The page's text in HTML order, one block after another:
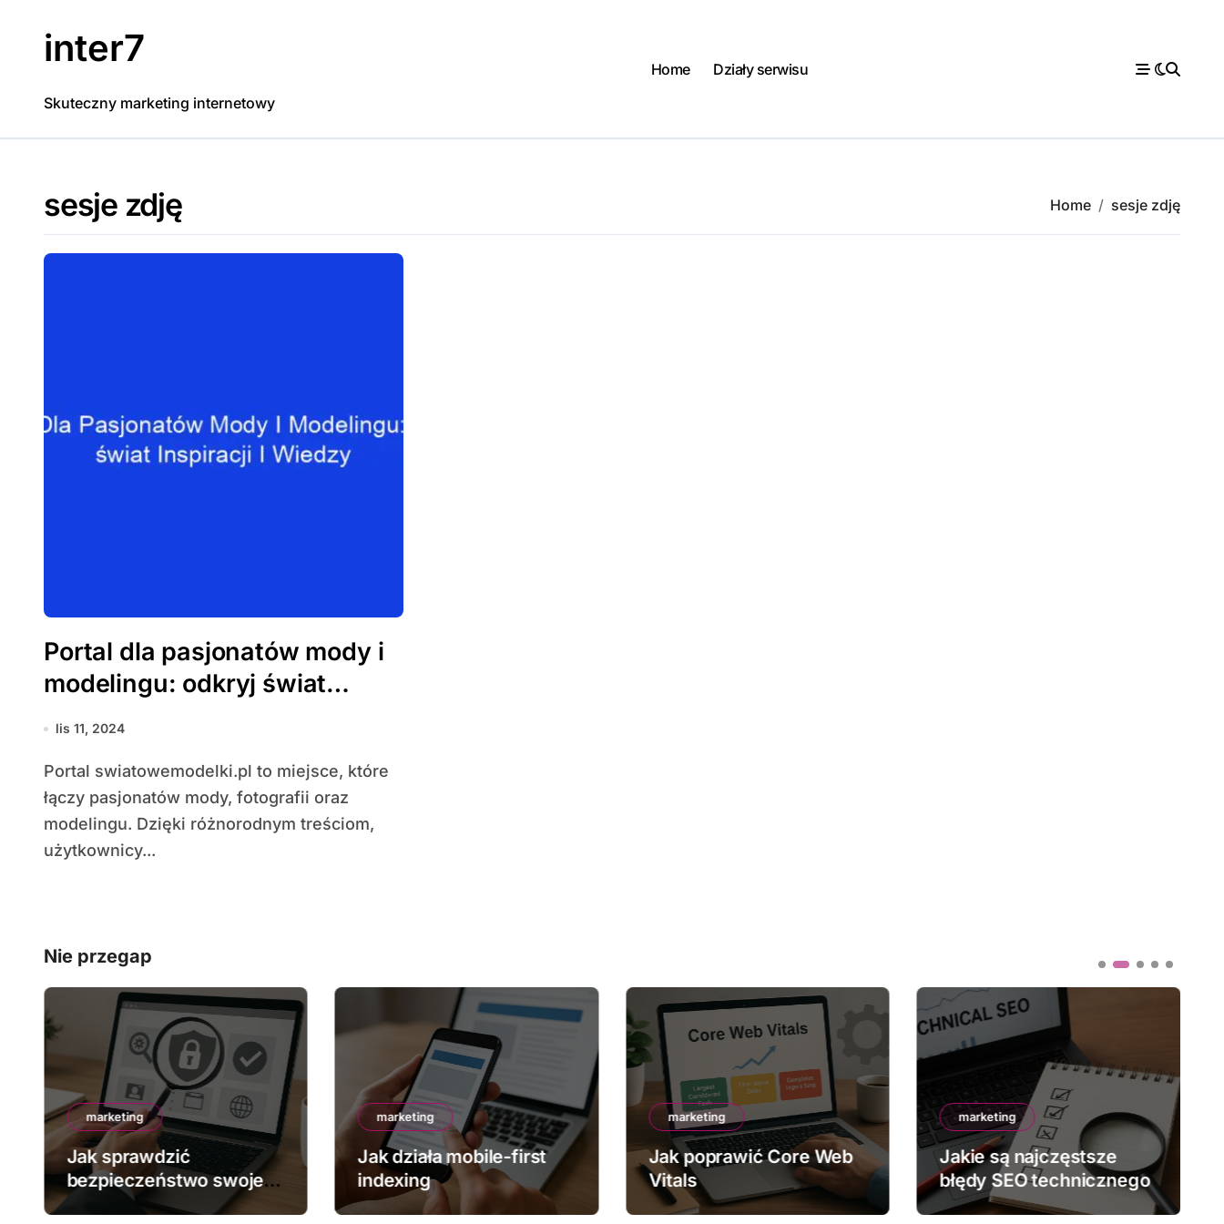
inter7
Skuteczny marketing internetowy
Home Działy serwisu
sesje zdję Home sesje zdję
Portal dla pasjonatów mody i
modelingu: odkryj świat
inspiracji i wiedzy
lis 11, 2024
Portal swiatowemodelki.pl to miejsce, które
łączy pasjonatów mody, fotografii oraz
modelingu. Dzięki różnorodnym treściom,
użytkownicy...
Nie przegap
marketing
Jak sprawdzić
bezpieczeństwo swojej
strony
marketing
Jak działa mobile-first
indexing
marketing
Jak poprawić Core Web
Vitals
marketing
Jakie są najczęstsze
błędy SEO technicznego